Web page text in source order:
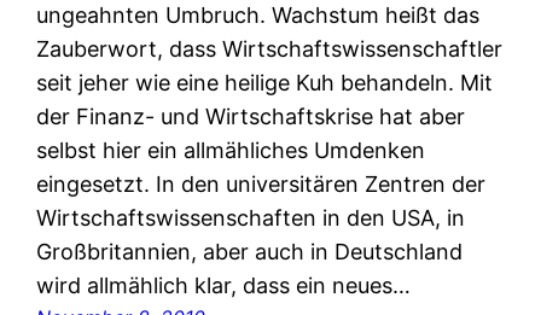
ungeahnten Umbruch. Wachstum heißt das
Zauberwort, dass Wirtschaftswissenschaftler
seit jeher wie eine heilige Kuh behandeln. Mit
der Finanz- und Wirtschaftskrise hat aber
selbst hier ein allmähliches Umdenken
eingesetzt. In den universitären Zentren der
Wirtschaftswissenschaften in den USA, in
Großbritannien, aber auch in Deutschland
wird allmählich klar, dass ein neues…